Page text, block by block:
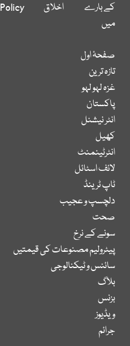
کے بارے
میں
اخلاق
Policy
صفحۂ اول
تازہ ترین
غزہ لہو لہو
پاکستان
انٹر نیشنل
کھیل
انٹرٹینمنٹ
لائف اسٹائل
ٹاپ ٹرینڈ
دلچسپ و عجیب
صحت
سونے کے نرخ
پیٹرولیم مصنوعات کی قیمتیں
سائنس و ٹیکنالوجی
بلاگ
بزنس
ویڈیوز
جرائم